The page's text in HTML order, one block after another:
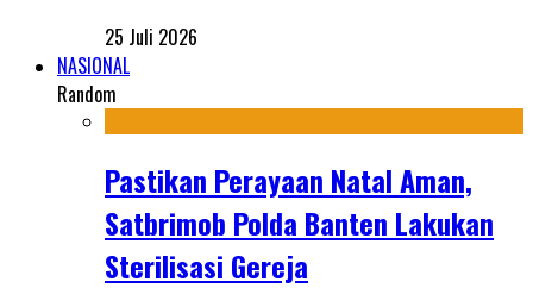
25 Juli 2026
NASIONAL
Random
Pastikan Perayaan Natal Aman,
Satbrimob Polda Banten Lakukan
Sterilisasi Gereja